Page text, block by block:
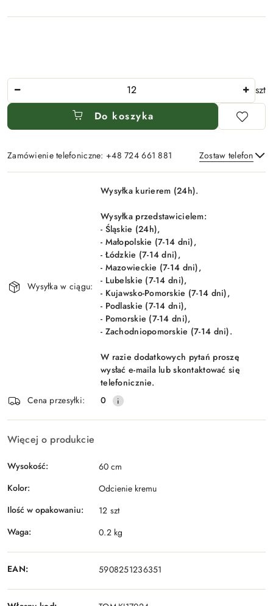
Ilość
szt
Do koszyka
Zamówienie telefoniczne: +48 724 661 881 Zostaw telefon
Wyślij
Dostępność
Wysyłka w ciągu:
Wysyłka kurierem (24h).
Wysyłka przedstawicielem:
- Śląskie (24h),
- Małopolskie (7-14 dni),
- Łódzkie (7-14 dni),
- Mazowieckie (7-14 dni),
- Lubelskie (7-14 dni),
- Kujawsko-Pomorskie (7-14 dni),
- Podlaskie (7-14 dni),
- Pomorskie (7-14 dni),
- Zachodniopomorskie (7-14 dni).
W razie dodatkowych pytań proszę
wysłać e-maila lub skontaktować się
telefonicznie.
Cena przesyłki:
0
Więcej o produkcie
Wysokość:
60 cm
Kolor:
Odcienie kremu
Ilość w opakowaniu:
12 szt
Waga:
0.2 kg
EAN: 5908251236351